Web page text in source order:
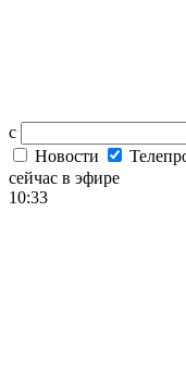
с
Новости
сейчас в эфире
10:33